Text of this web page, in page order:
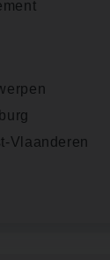
Vlaanderen
Mari­ne Cargo